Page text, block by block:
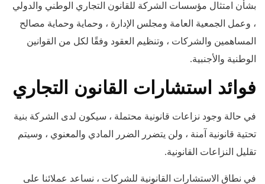
بشأن امتثال مؤسسات الشركة للقانون التجاري الوطني والدولي
، وعمل الجمعية العامة ومجلس الإدارة ، وحماية وحماية مصالح
المساهمين والشركات ، وتنظيم العقود وفقًا لكل من القوانين
الوطنية والأجنبية.
فوائد استشارات القانون التجاري
في حالة وجود نزاعات قانونية محتملة ، سيكون لدى الشركة بنية
تحتية قانونية آمنة ، ولن يتضرر الضرر المادي والمعنوي ، وسيتم
تقليل النزاعات القانونية.
في نطاق الاستشارات القانونية للشركات ، نساعد عملائنا على